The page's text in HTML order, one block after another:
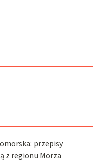
przepisy
z regionu Morza